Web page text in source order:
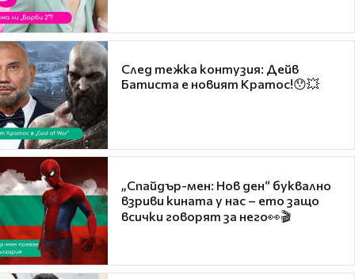
След тежка контузия: Дейв
Батиста е новият Кратос!😯💥
„Спайдър-мен: Нов ден“ буквално
взриви кината у нас – ето защо
всички говорят за него👀🎬